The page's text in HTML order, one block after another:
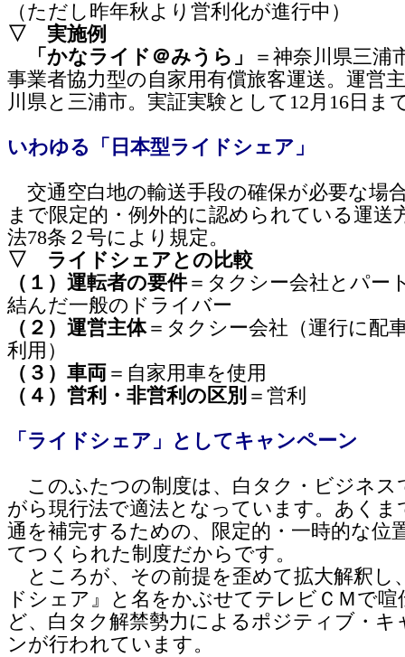
（ただし昨年秋より営利化が進行中）
▽ 実施例
「かなライド＠みうら」
＝神奈川県三浦
事業者協力型の自家用有償旅客運送。運営
川県と三浦市。実証実験として12月16日ま
いわゆる「日本型ライドシェア」
交通空白地の輸送手段の確保が必要な場
まで限定的・例外的に認められている運送
法78条２号により規定。
▽ ライドシェアとの比較
（１）運転者の要件 ＝タクシー会社とパー
結んだ一般のドライバー
（２）運営主体＝タクシー会社（運行に配
利用）
（３）車両 ＝自家用車を使用
（４）営利・非営利の区別 ＝営利
「ライドシェア」としてキャンペーン
このふたつの制度は、白タク・ビジネス
がら現行法で適法となっています。あくま
通を補完するための、限定的・一時的な位
てつくられた制度だからです。
ところが、その前提を歪めて拡大解釈し
ドシェア』と名をかぶせてテレビＣＭで喧
ど、白タク解禁勢力によるポジティブ・キ
ンが行われています。